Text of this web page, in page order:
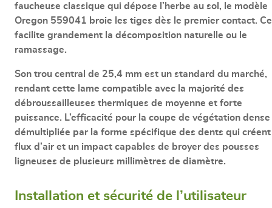
faucheuse classique qui dépose l’herbe au sol, le modèle
Oregon 559041 broie les tiges dès le premier contact.
facilite grandement la décomposition naturelle ou le
ramassage.
Son trou central de 25,4 mm est un standard du marché,
rendant cette lame compatible avec la majorité des
débroussailleuses thermiques de moyenne et forte
puissance. L’efficacité pour la coupe de végétation dense
démultipliée par la forme spécifique des dents qui créent
flux d’air et un impact capables de broyer des pousses
ligneuses de plusieurs millimètres de diamètre.
Installation et sécurité de l’utilisateur